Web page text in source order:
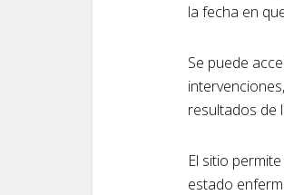
la fecha en
Se puede
resultados de
El sitio
estado